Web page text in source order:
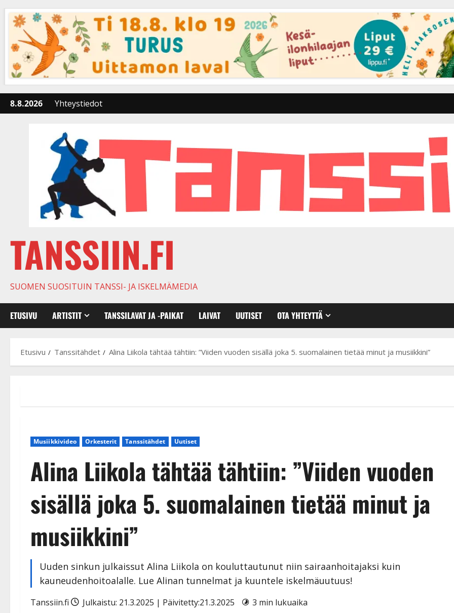
content
8.8.2026 Yhteystiedot
TANSSIIN.FI
SUOMEN SUOSITUIN TANSSI- JA ISKELMÄMEDIA
ETUSIVU ARTISTIT TANSSILAVAT JA -PAIKAT LAIVAT UUTISET OTA YHTEYTTÄ
Etusivu Tanssitähdet Alina Liikola tähtää tähtiin: ”Viiden vuoden sisällä joka 5. suomalainen tietää minut ja musiikkini”
Musiikkivideo Orkesterit Tanssitähdet Uutiset
Alina Liikola tähtää tähtiin: ”Viiden vuoden
sisällä joka 5. suomalainen tietää minut ja
musiikkini”
Uuden sinkun julkaissut Alina Liikola on kouluttautunut niin sairaanhoitajaksi kuin
kauneudenhoitoalalle. Lue Alinan tunnelmat ja kuuntele iskelmäuutuus!
Tanssiin.fi Julkaistu: 21.3.2025 | Päivitetty:21.3.2025 3 min lukuaika